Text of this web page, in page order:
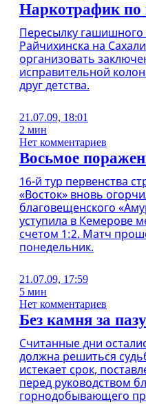
Наркотрафик по
Пересылку
Райчихинска на
организовать
исправительной
друг детства.
21.07.09, 18:01
2 мин
Нет комментариев
Восьмое
16-й тур первенства
«Восток» вновь
благовещенского
уступила в Кемерове
счетом 1:2. Матч
понедельник.
21.07.09, 17:59
5 мин
Нет комментариев
Без камня за
Считанные дни
должна решиться
истекает срок,
перед руководством
горнодобывающего